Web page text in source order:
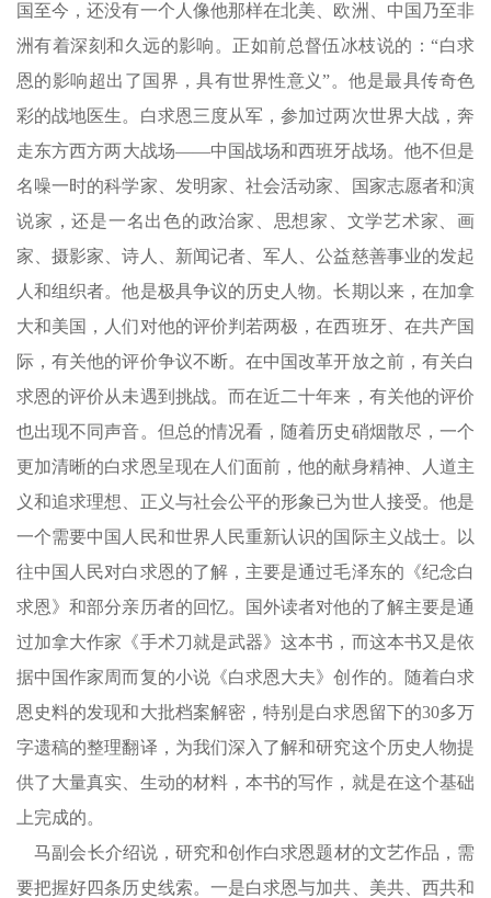
国至今，还没有一个人像他那样在北美、欧洲、中国乃至非
洲有着深刻和久远的影响。正如前总督伍冰枝说的：“白求
恩的影响超出了国界，具有世界性意义”。他是最具传奇色
彩的战地医生。白求恩三度从军，参加过两次世界大战，奔
走东方西方两大战场——中国战场和西班牙战场。他不但是
名噪一时的科学家、发明家、社会活动家、国家志愿者和演
说家，还是一名出色的政治家、思想家、文学艺术家、画
家、摄影家、诗人、新闻记者、军人、公益慈善事业的发起
人和组织者。他是极具争议的历史人物。长期以来，在加拿
大和美国，人们对他的评价判若两极，在西班牙、在共产国
际，有关他的评价争议不断。在中国改革开放之前，有关白
求恩的评价从未遇到挑战。而在近二十年来，有关他的评价
也出现不同声音。但总的情况看，随着历史硝烟散尽，一个
更加清晰的白求恩呈现在人们面前，他的献身精神、人道主
义和追求理想、正义与社会公平的形象已为世人接受。他是
一个需要中国人民和世界人民重新认识的国际主义战士。以
往中国人民对白求恩的了解，主要是通过毛泽东的《纪念白
求恩》和部分亲历者的回忆。国外读者对他的了解主要是通
过加拿大作家《手术刀就是武器》这本书，而这本书又是依
据中国作家周而复的小说《白求恩大夫》创作的。随着白求
恩史料的发现和大批档案解密，特别是白求恩留下的30多万
字遗稿的整理翻译，为我们深入了解和研究这个历史人物提
供了大量真实、生动的材料，本书的写作，就是在这个基础
上完成的。
马副会长介绍说，研究和创作白求恩题材的文艺作品，需
要把握好四条历史线索。一是白求恩与加共、美共、西共和